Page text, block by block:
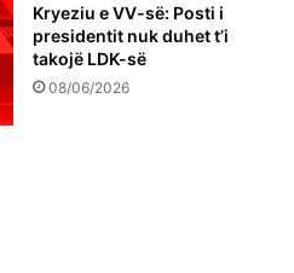
Kryeziu e VV-së: Posti i
presidentit nuk duhet t’i
takojë LDK-së
08/06/2026